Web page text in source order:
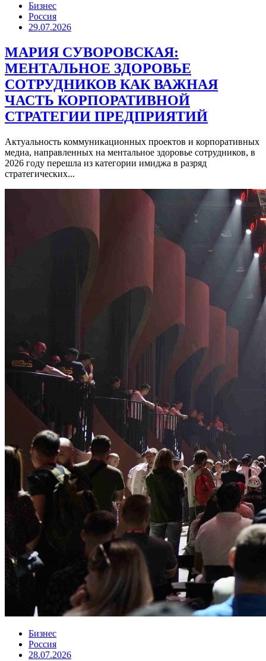
Бизнес
Россия
29.07.2026
МАРИЯ СУВОРОВСКАЯ:
МЕНТАЛЬНОЕ ЗДОРОВЬЕ
СОТРУДНИКОВ КАК ВАЖНАЯ
ЧАСТЬ КОРПОРАТИВНОЙ
СТРАТЕГИИ ПРЕДПРИЯТИЙ
Актуальность коммуникационных проектов и корпоративных
медиа, направленных на ментальное здоровье сотрудников, в
2026 году перешла из категории имиджа в разряд
стратегических...
Бизнес
Россия
28.07.2026